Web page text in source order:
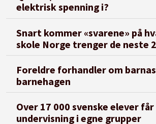
elektrisk spenning i?
Snart kommer «svarene» på
skole Norge trenger de neste
Foreldre forhandler om
barnehagen
Over 17 000 svenske elever får
undervisning i egne grupper